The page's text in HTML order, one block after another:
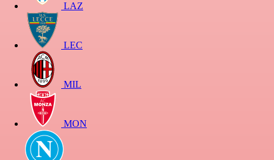
LAZ
LEC
MIL
MON